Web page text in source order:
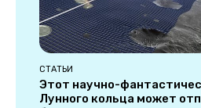
СТАТЬИ
Этот научно-
Лунного кольца может